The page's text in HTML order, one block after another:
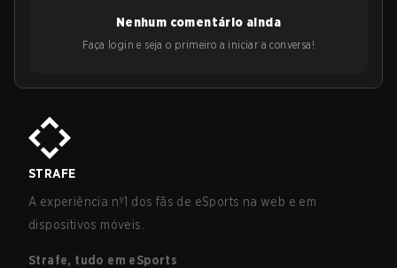
Nenhum comentário ainda
Faça login e seja o primeiro a iniciar a conversa!
STRAFE
A experiência nº1 dos fãs de eSports na web e em
dispositivos móveis.
Strafe, tudo em eSports